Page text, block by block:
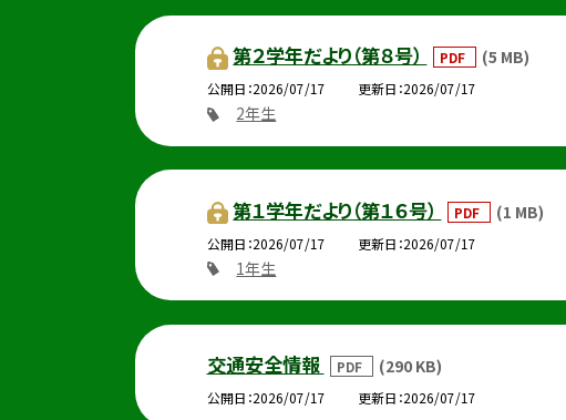
第２学年だより（第８号） PDF (5 MB)
公開日 2026/07/17 更新日 2026/07/17
2年生
第１学年だより（第１６号） PDF (1 MB)
公開日 2026/07/17 更新日 2026/07/17
1年生
交通安全情報 PDF (290 KB)
公開日 2026/07/17 更新日 2026/07/17